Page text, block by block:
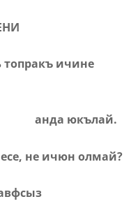
топракъ ичине
не ичюн олмай?
ич хавфсыз